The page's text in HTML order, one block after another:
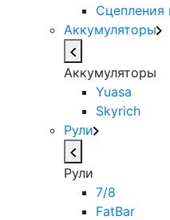
Сцепления
Аккумуляторы
Аккумуляторы
Yuasa
Skyrich
Рули
Рули
7/8
FatBar